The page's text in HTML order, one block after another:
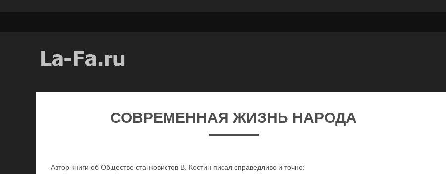
СОВРЕМЕННАЯ ЖИЗНЬ НАРОДА
Автор книги об Обществе станковистов В. Костин писал справедливо и точно: